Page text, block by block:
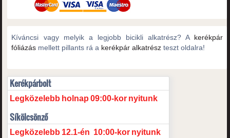
Kíváncsi vagy melyik a legjobb bicikli alkatrész? A kerékpár
fóliázás mellett pillants rá a kerékpár alkatrész teszt oldalra!
Kerékpárbolt
Legközelebb holnap 09:00-kor nyitunk
Síkölcsönző
Legközelebb 12.1-én 10:00-kor nyitunk